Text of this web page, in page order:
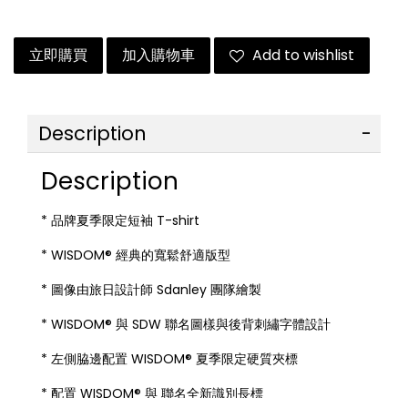
立即購買 加入購物車 Add to wishlist
Description
Description
* 品牌夏季限定短袖 T-shirt
* WISDOM® 經典的寬鬆舒適版型
* 圖像由旅日設計師 Sdanley 團隊繪製
* WISDOM® 與 SDW 聯名圖樣與後背刺繡字體設計
* 左側脇邊配置 WISDOM® 夏季限定硬質夾標
* 配置 WISDOM® 與 聯名全新識別長標